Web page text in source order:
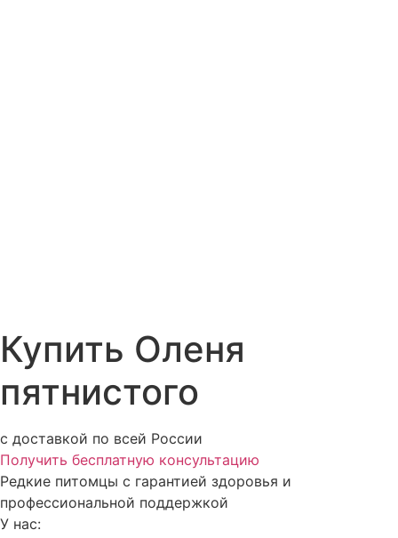
Купить Оленя
пятнистого
с доставкой по всей России
Получить бесплатную консультацию
Редкие питомцы с гарантией здоровья и
профессиональной поддержкой
У нас: